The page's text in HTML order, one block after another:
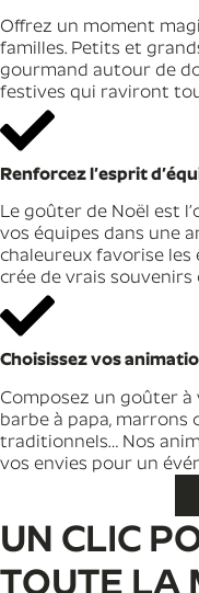
Offrez un moment
familles. Petits et
gourmand autour de
festives qui raviront
Renforcez l’esprit
Le goûter de Noël est
vos équipes dans une
chaleureux favorise les
crée de vrais souvenirs
Choisissez vos
Composez un goûter à
barbe à papa, marrons
traditionnels… Nos
vos envies pour un
UN CLIC
TOUTE LA